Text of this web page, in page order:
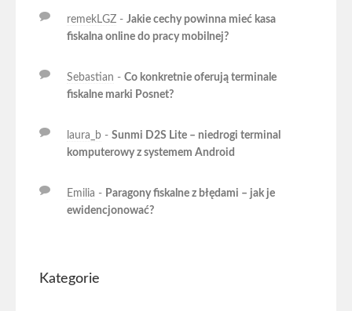
remekLGZ - Jakie cechy powinna mieć kasa
fiskalna online do pracy mobilnej?
Sebastian - Co konkretnie oferują terminale
fiskalne marki Posnet?
laura_b - Sunmi D2S Lite – niedrogi terminal
komputerowy z systemem Android
Emilia - Paragony fiskalne z błędami – jak je
ewidencjonować?
Kategorie